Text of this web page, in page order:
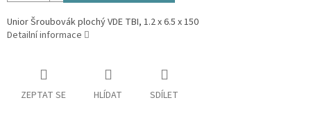
Unior Šroubovák plochý VDE TBI, 1.2 x 6.5 x 150
Detailní informace
ZEPTAT SE HLÍDAT SDÍLET